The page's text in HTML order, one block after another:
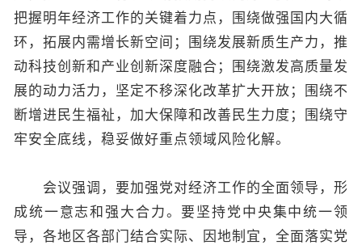
把握明年经济工作的关键着力点，围绕做强国内大循
环，拓展内需增长新空间；围绕发展新质生产力，推
动科技创新和产业创新深度融合；围绕激发高质量发
展的动力活力，坚定不移深化改革扩大开放；围绕不
断增进民生福祉，加大保障和改善民生力度；围绕守
牢安全底线，稳妥做好重点领域风险化解。
会议强调，要加强党对经济工作的全面领导，形
成统一意志和强大合力。要坚持党中央集中统一领
导，各地区各部门结合实际、因地制宜，全面落实党